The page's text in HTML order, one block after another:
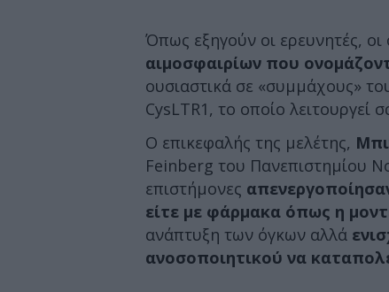
Όπως εξηγούν οι ερευνητές,
αιμοσφαιρίων που
ουσιαστικά σε «συμμάχους»
CysLTR1, το οποίο λειτουργεί
Ο επικεφαλής της μελέτης,
Feinberg του Πανεπιστημίου
επιστήμονες
είτε με φάρμακα όπως η
ανάπτυξη των όγκων αλλά
ανοσοποιητικού να